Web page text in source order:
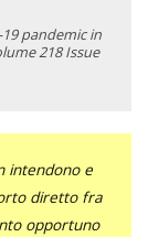
pandemic in
218 Issue
intendono e
diretto fra
opportuno